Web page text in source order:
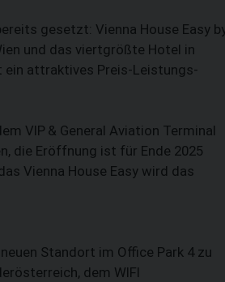
gesetzt: Vienna House Easy
und das viertgrößte Hotel in
attraktives Preis-Leistungs-
VIP & General Aviation Terminal
die Eröffnung ist für Ende 2025
Vienna House Easy wird das
Standort im Office Park 4 zu
dem WIFI